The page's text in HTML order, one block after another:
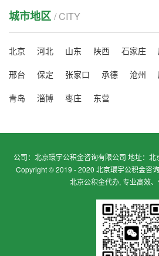
城市地区 / CITY
北京 河北 山东 陕西 石家庄
邢台
保定 张家口 承德 沧州
青岛
淄博 枣庄 东营
公司：北京環宇公积金咨询有限公司 地址：
Copyright © 2019 - 2020 北京環宇公积金咨
北京公积金代办, 专业高效、